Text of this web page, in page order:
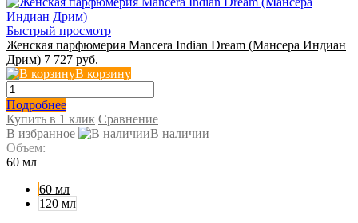
Быстрый просмотр
Женская парфюмерия Mancera Indian Dream (Мансера Индиан
Дрим) 7 727 руб.
В корзину
Подробнее
Купить в 1 клик Сравнение
В избранное
В наличии
Объем:
60 мл
60 мл
120 мл